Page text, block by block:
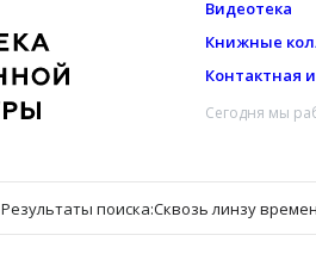
Видеотека
Книжные
Контактная
Сегодня мы
Результаты поиска:Сквозь линзу